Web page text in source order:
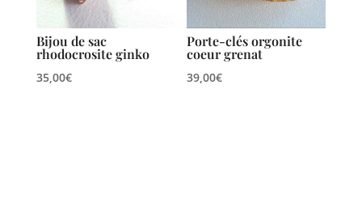
Bijou de sac
rhodocrosite ginko
35,00€
Porte-clés orgonite
coeur grenat
39,00€